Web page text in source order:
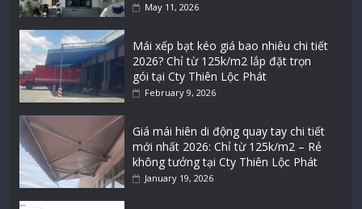
May 11, 2026
Mái xếp bạt kéo giá bao nhiêu chi tiết
2026? Chỉ từ 125k/m2 lắp đặt trọn
gói tại Cty Thiên Lộc Phát
February 9, 2026
Giá mái hiên di động quay tay chi tiết
mới nhất 2026: Chỉ từ 125k/m2 – Rẻ
không tưởng tại Cty Thiên Lộc Phát
January 19, 2026